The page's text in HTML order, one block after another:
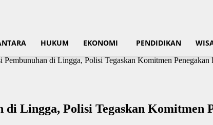
HUKUM EKONOMI PENDIDIKAN
Pembunuhan di Lingga, Polisi Tegaskan Komitmen Penegakan
di Lingga, Polisi Tegaskan Komitmen